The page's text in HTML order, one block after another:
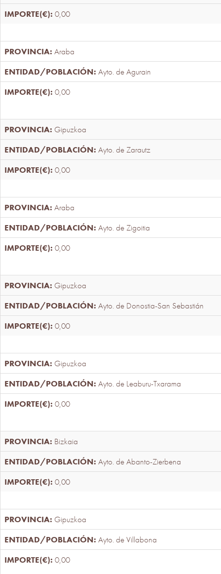
0,00
Araba
Ayto. de Agurain
0,00
Gipuzkoa
Ayto. de Zarautz
0,00
Araba
Ayto. de Zigoitia
0,00
Gipuzkoa
Ayto. de Donostia-San Sebastián
0,00
Gipuzkoa
Ayto. de Leaburu-Txarama
0,00
Bizkaia
Ayto. de Abanto-Zierbena
0,00
Gipuzkoa
Ayto. de Villabona
0,00